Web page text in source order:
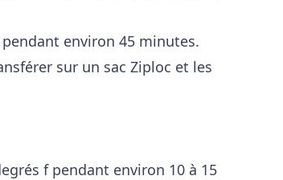
environ 45 minutes.
sur un sac Ziploc et les
f pendant environ 10 à 15